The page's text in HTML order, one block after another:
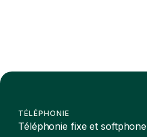
TÉLÉPHONIE
Téléphonie fixe et softphone